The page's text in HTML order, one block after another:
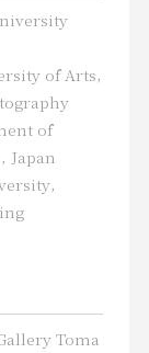
at
law
of Arts,
of
Japan
Toma